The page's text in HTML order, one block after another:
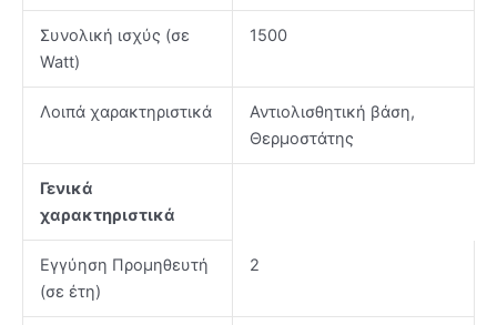
Συνολική ισχύς (σε
Watt)
1500
Λοιπά χαρακτηριστικά
Αντιολισθητική βάση,
Θερμοστάτης
Γενικά
χαρακτηριστικά
Εγγύηση Προμηθευτή
(σε έτη)
2